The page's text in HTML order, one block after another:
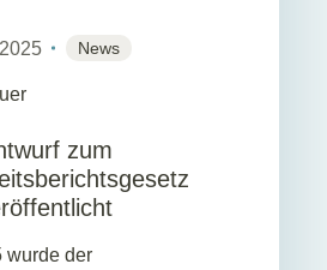
News
zum
wurde der